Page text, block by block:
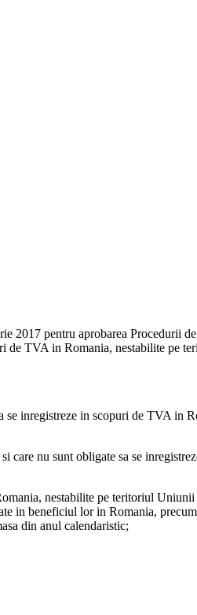
pentru aprobarea Procedurii
de TVA in Romania, nestabilite pe
inregistreze in scopuri de TVA in
care nu sunt obligate sa se
nestabilite pe teritoriul
in beneficiul lor in Romania,
din anul calendaristic;